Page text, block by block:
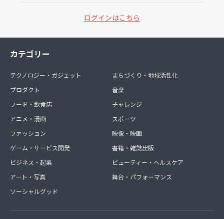
ログインはこちら
カテゴリー
テクノロジー・ガジェット
プロダクト
フード・飲食店
アニメ・漫画
ファッション
ゲーム・サービス開発
ビジネス・起業
アート・写真
ソーシャルグッド
まちづくり・地域活性化
音楽
チャレンジ
スポーツ
映像・映画
書籍・雑誌出版
ビューティー・ヘルスケア
舞台・パフォーマンス